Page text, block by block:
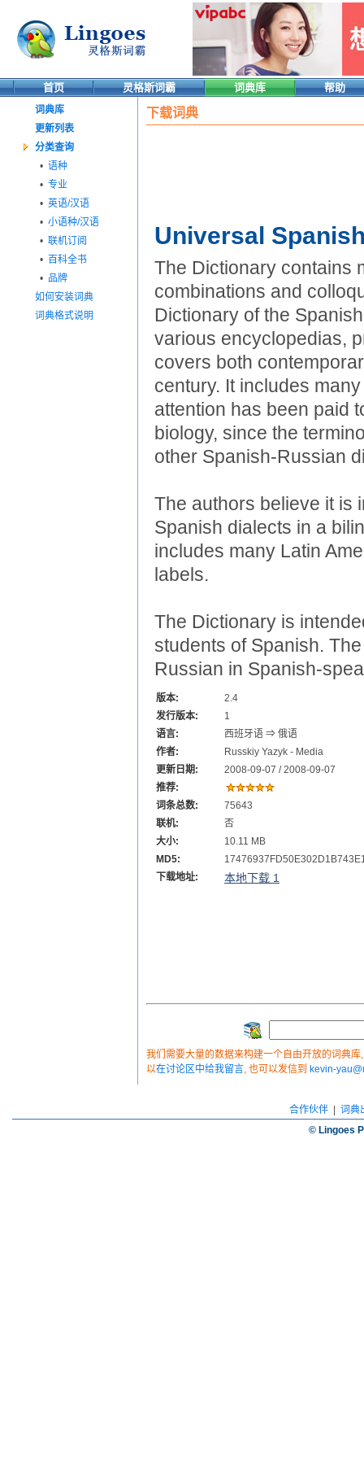
首页 灵格斯词霸 词典库 帮助
词典库
更新列表
分类查询
• 语种
• 专业
• 英语/汉语
• 小语种/汉语
• 联机订阅
• 百科全书
• 品牌
如何安装词典
词典格式说明
下载词典
Universal
The Dictionary contains
combinations and
Dictionary of the
various encyclopedias,
covers both
century. It includes
attention has been paid
biology, since the
other Spanish-Russian
The authors believe it is
Spanish dialects in a
includes many Latin
labels.
The Dictionary is
students of Spanish.
Russian in Spanish-
版本:
2.4
发行版本:
1
语言:
西班牙语 ⇒ 俄语
作者:
Russkiy Yazyk - Media
更新日期:
2008-09-07 / 2008-09-07
推荐:
词条总数:
75643
联机:
否
大小:
10.11 MB
MD5:
下载地址:
本地下载 1
我们需要大量的数据来构建一个自由开放的词典
以在讨论区中给我留言, 也可以发信到 kevin-
合作伙伴| 词典
© Lingoes